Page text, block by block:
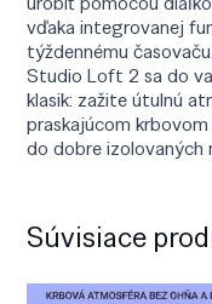
vďaka integrovanej
týždennému
Studio Loft 2 sa do
klasik: zažite útulnú
praskajúcom
do dobre izolovaných
Súvisiace